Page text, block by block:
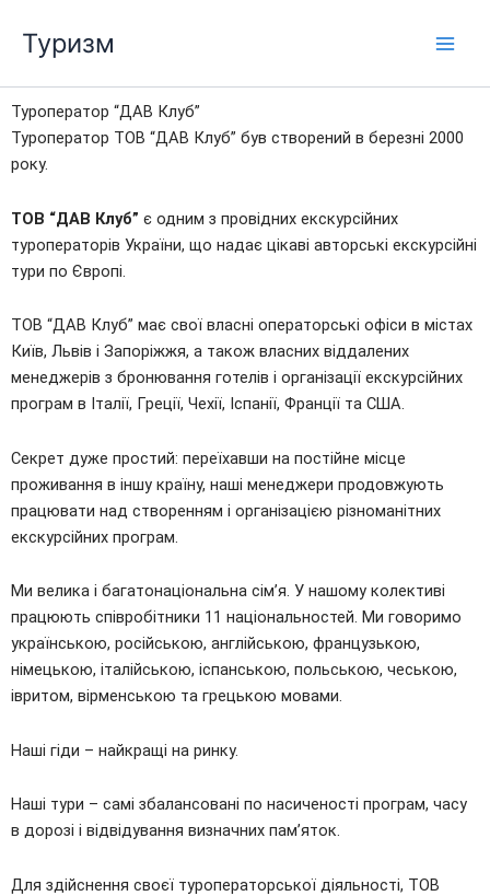
вмісту
Туризм
Туроператор “ДАВ Клуб”
Туроператор ТОВ “ДАВ Клуб” був створений в березні 2000
року.
ТОВ “ДАВ Клуб” є одним з провідних екскурсійних
туроператорів України, що надає цікаві авторські екскурсійні
тури по Європі.
ТОВ “ДАВ Клуб” має свої власні операторські офіси в містах
Київ, Львів і Запоріжжя, а також власних віддалених
менеджерів з бронювання готелів і організації екскурсійних
програм в Італії, Греції, Чехії, Іспанії, Франції та США.
Секрет дуже простий: переїхавши на постійне місце
проживання в іншу країну, наші менеджери продовжують
працювати над створенням і організацією різноманітних
екскурсійних програм.
Ми велика і багатонаціональна сім’я. У нашому колективі
працюють співробітники 11 національностей. Ми говоримо
українською, російською, англійською, французькою,
німецькою, італійською, іспанською, польською, чеською,
івритом, вірменською та грецькою мовами.
Наші гіди – найкращі на ринку.
Наші тури – самі збалансовані по насиченості програм, часу
в дорозі і відвідування визначних пам’яток.
Для здійснення своєї туроператорської діяльності, ТОВ